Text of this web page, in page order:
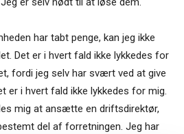
har tabt penge, kan jeg ikke
Det er i hvert fald ikke lykkedes for
fordi jeg selv har svært ved at give
er i hvert fald ikke lykkedes for mig.
mig at ansætte en driftsdirektør,
del af forretningen. Jeg har